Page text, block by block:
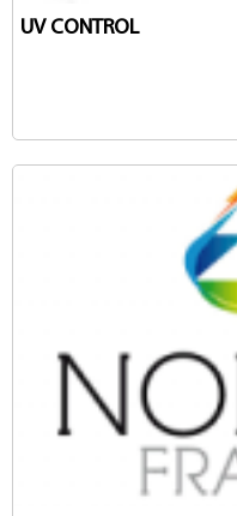
UV CONTROL